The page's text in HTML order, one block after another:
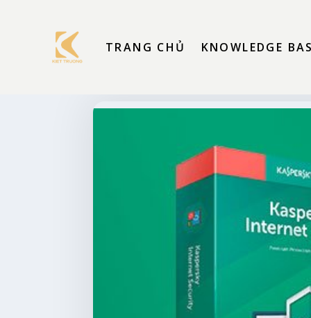
TRANG CHỦ KNOWLEDGE